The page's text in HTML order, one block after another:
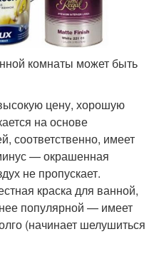
комнаты может быть
цену, хорошую
на основе
соответственно, имеет
— окрашенная
не пропускает.
краска для ванной,
популярной — имеет
(начинает шелушиться